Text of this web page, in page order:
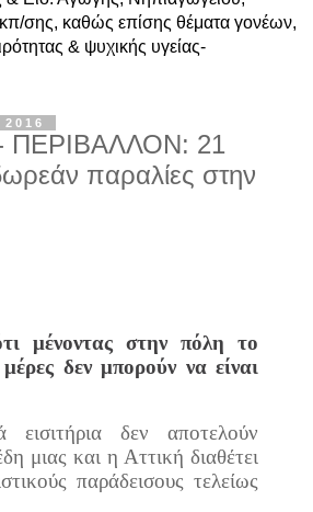
σης, καθώς επίσης θέματα γονέων,
& ψυχικής υγείας-
- ΠΕΡΙΒΑΛΛΟΝ: 21
παραλίες στην
μένοντας στην πόλη το
δεν μπορούν να είναι
εισιτήρια δεν αποτελούν
μιας και η Αττική διαθέτει
παράδεισους τελείως